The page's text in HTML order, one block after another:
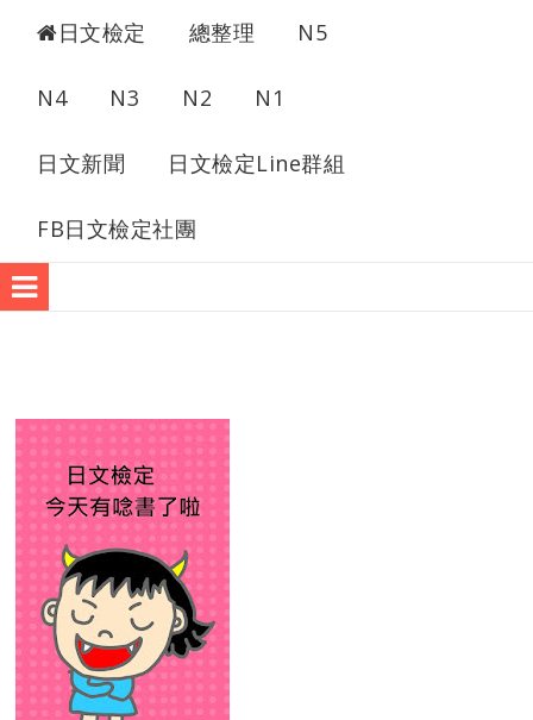
日文檢定 總整理 N5
N4 N3 N2 N1
日文新聞 日文檢定Line群組
FB日文檢定社團